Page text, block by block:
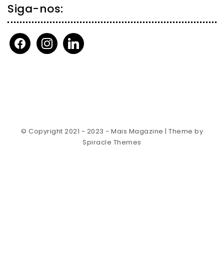
Siga-nos:
facebookinstagramlinkedin
© Copyright 2021 - 2023 - Mais Magazine | Theme by
Spiracle Themes